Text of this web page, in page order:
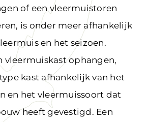
of een vleermuistoren
is onder meer afhankelijk
en het seizoen.
vleermuiskast ophangen,
kast afhankelijk van het
en het vleermuissoort dat
heeft gevestigd. Een